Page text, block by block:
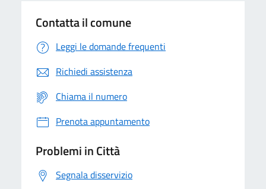
Contatta il comune
Leggi le domande frequenti
Richiedi assistenza
Chiama il numero
Prenota appuntamento
Problemi in Città
Segnala disservizio